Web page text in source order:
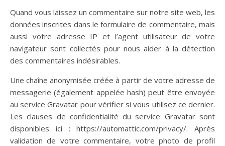
Quand vous laissez un commentaire sur notre site web, les
données inscrites dans le formulaire de commentaire, mais
aussi votre adresse IP et l’agent utilisateur de votre
navigateur sont collectés pour nous aider à la détection
des commentaires indésirables.
Une chaîne anonymisée créée à partir de votre adresse de
messagerie (également appelée hash) peut être envoyée
au service Gravatar pour vérifier si vous utilisez ce dernier.
Les clauses de confidentialité du service Gravatar sont
disponibles ici : https://automattic.com/privacy/. Après
validation de votre commentaire, votre photo de profil